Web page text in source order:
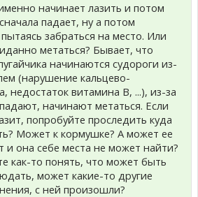
начинает лазить и потом
падает, ну а потом
забраться на место. Или
метаться? Бывает, что
начинаются судороги из-
(нарушение кальцево-
недостаток витамина B, ...), из-за
начинают метаться. Если
попробуйте проследить куда
Может к кормушке? А может ее
и она себе места не может найти?
как-то понять, что может быть
может какие-то другие
с ней произошли?